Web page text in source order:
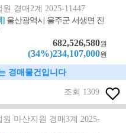
경매2계 2025-11447
] 울산광역시 울주군 서생면 진
682,526,580원
(34%)234,107,000원
경매물건입니다
조회 1309
원 마산지원 경매3계 2025-